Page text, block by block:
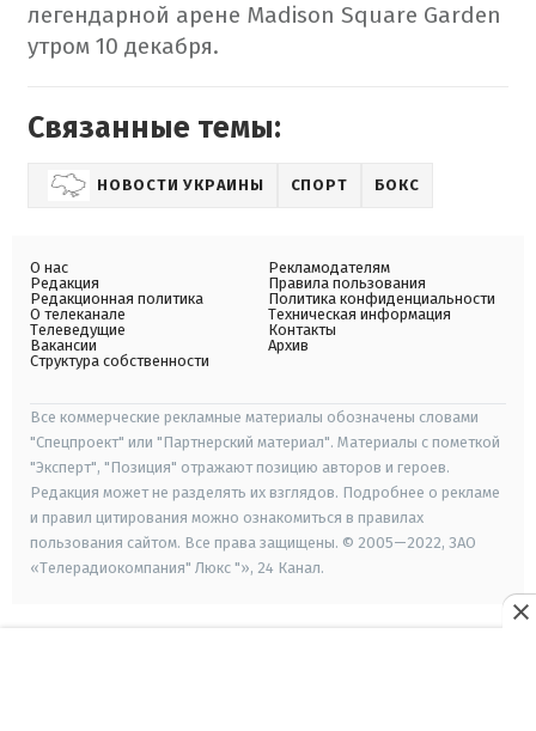
легендарной арене Madison Square Garden
утром 10 декабря.
Связанные темы:
НОВОСТИ УКРАИНЫ СПОРТ БОКС
О нас
Редакция
Редакционная политика
О телеканале
Телеведущие
Вакансии
Структура собственности
Рекламодателям
Правила пользования
Политика конфиденциальности
Техническая информация
Контакты
Архив
Все коммерческие рекламные материалы обозначены словами
"Спецпроект" или "Партнерский материал". Материалы с пометкой
"Эксперт", "Позиция" отражают позицию авторов и героев.
Редакция может не разделять их взглядов. Подробнее о рекламе
и правил цитирования можно ознакомиться в правилах
пользования сайтом. Все права защищены. © 2005—2022, ЗАО
«Телерадиокомпания" Люкс "», 24 Канал.